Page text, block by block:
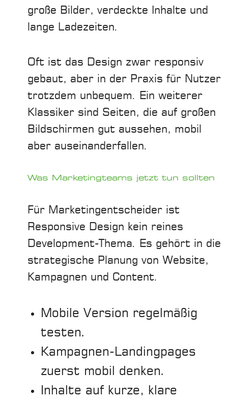
große Bilder, verdeckte Inhalte und
lange Ladezeiten.
Oft ist das Design zwar responsiv
gebaut, aber in der Praxis für Nutzer
trotzdem unbequem. Ein weiterer
Klassiker sind Seiten, die auf großen
Bildschirmen gut aussehen, mobil
aber auseinanderfallen.
Was Marketingteams jetzt tun sollten
Für Marketingentscheider ist
Responsive Design kein reines
Development-Thema. Es gehört in die
strategische Planung von Website,
Kampagnen und Content.
Mobile Version regelmäßig
testen.
Kampagnen-Landingpages
zuerst mobil denken.
Inhalte auf kurze, klare